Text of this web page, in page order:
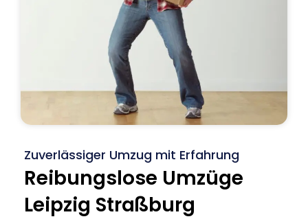
Zuverlässiger Umzug mit Erfahrung
Reibungslose Umzüge
Leipzig Straßburg